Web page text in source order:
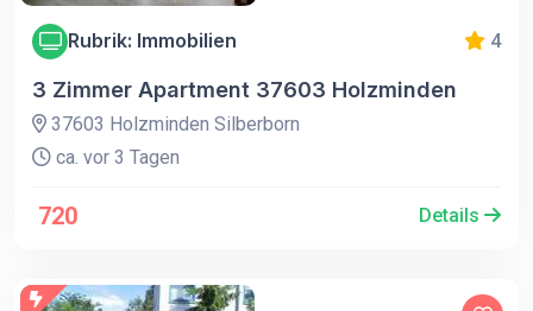
Rubrik: Immobilien 4
3 Zimmer Apartment 37603 Holzminden
37603 Holzminden Silberborn
ca. vor 3 Tagen
720 Details